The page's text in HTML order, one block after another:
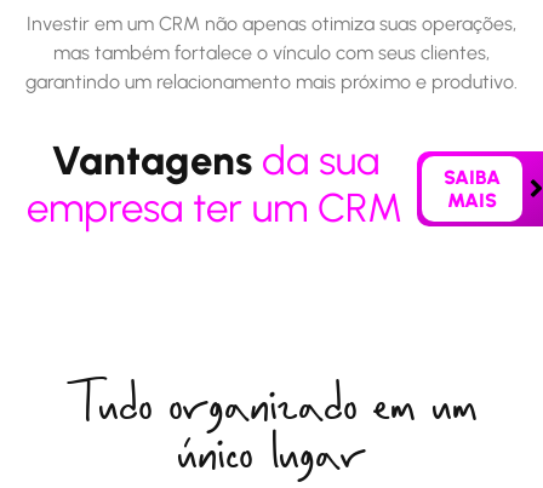
Investir em um CRM não apenas otimiza suas operações,
mas também fortalece o vínculo com seus clientes,
garantindo um relacionamento mais próximo e produtivo.
Vantagens da sua
empresa ter um CRM
SAIBA
MAIS
Tudo organizado em um
único lugar